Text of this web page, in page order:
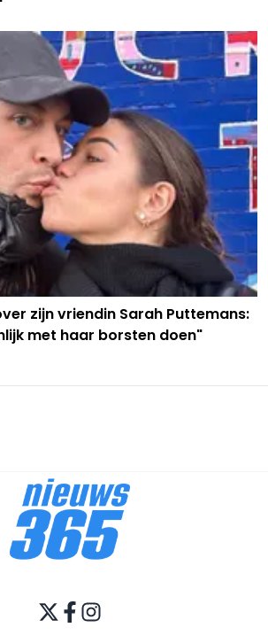
zijn vriendin Sarah Puttemans:
met haar borsten doen"